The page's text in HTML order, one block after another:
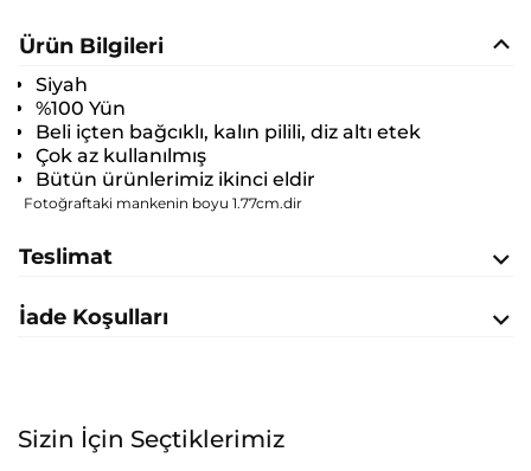
Ürün Bilgileri
Siyah
%100 Yün
Beli içten bağcıklı, kalın pilili, diz altı etek
Çok az kullanılmış
Bütün ürünlerimiz ikinci eldir
Fotoğraftaki mankenin boyu 1.77cm.dir
Teslimat
İade Koşulları
Sizin İçin Seçtiklerimiz